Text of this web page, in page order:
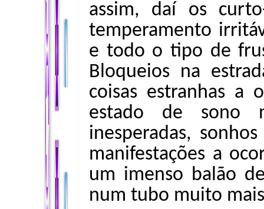
assim, daí os
temperamento
e todo o tipo de
Bloqueios na
coisas estranhas a
estado de sono
inesperadas,
manifestações a
um imenso balão
num tubo muito